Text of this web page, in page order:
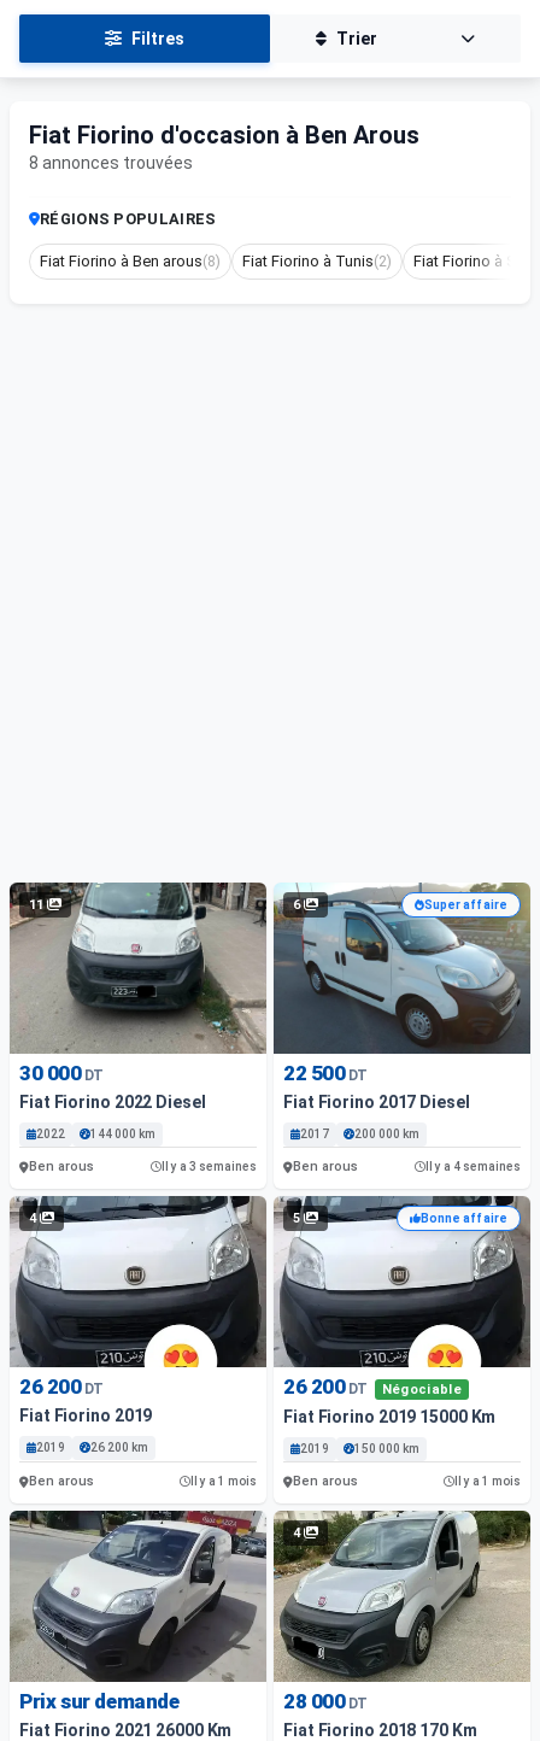
Filtres Trier
Fiat Fiorino d'occasion à Ben Arous
8 annonces trouvées
RÉGIONS POPULAIRES
Fiat Fiorino à Ben arous(8) Fiat Fiorino à Tunis(2) Fiat Fiorino à
11
30 000 DT
Fiat Fiorino 2022 Diesel
2022 144 000 km
Ben arous Il y a 3 semaines
6 Super affaire
22 500 DT
Fiat Fiorino 2017 Diesel
2017 200 000 km
Ben arous Il y a 4 semaines
4
26 200 DT
Fiat Fiorino 2019
2019 26 200 km
Ben arous Il y a 1 mois
5 Bonne affaire
26 200 DT Négociable
Fiat Fiorino 2019 15000 Km
2019 150 000 km
Ben arous Il y a 1 mois
Prix sur demande
Fiat Fiorino 2021 26000 Km
4
28 000 DT
Fiat Fiorino 2018 170 Km